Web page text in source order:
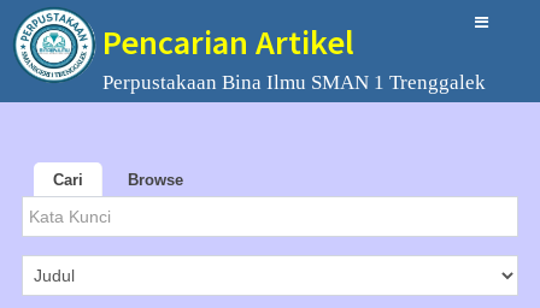
Pencarian Artikel
Perpustakaan Bina Ilmu SMAN 1 Trenggalek
Cari Browse